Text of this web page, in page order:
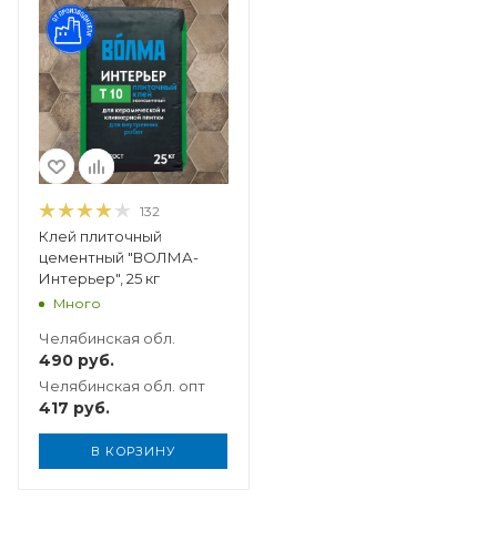
132
Клей плиточный
цементный "ВОЛМА-
Интерьер", 25 кг
Много
Челябинская обл.
490 руб.
Челябинская обл. опт
417 руб.
В КОРЗИНУ